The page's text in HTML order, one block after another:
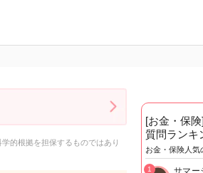
的根拠を担保するものではあり
[お金・保
質問ランキ
お金・保険人気
サマー
1